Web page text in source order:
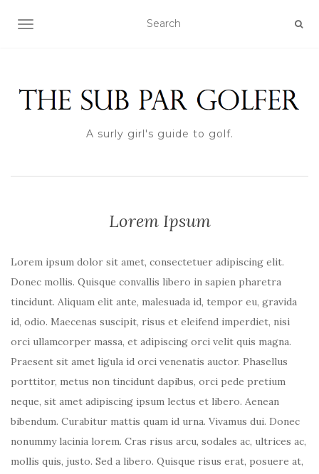
TOGGLE NAVIGATION
A surly girl's guide to golf.
Lorem Ipsum
Lorem ipsum dolor sit amet, consectetuer adipiscing elit.
Donec mollis. Quisque convallis libero in sapien pharetra
tincidunt. Aliquam elit ante, malesuada id, tempor eu, gravida
id, odio. Maecenas suscipit, risus et eleifend imperdiet, nisi
orci ullamcorper massa, et adipiscing orci velit quis magna.
Praesent sit amet ligula id orci venenatis auctor. Phasellus
porttitor, metus non tincidunt dapibus, orci pede pretium
neque, sit amet adipiscing ipsum lectus et libero. Aenean
bibendum. Curabitur mattis quam id urna. Vivamus dui. Donec
nonummy lacinia lorem. Cras risus arcu, sodales ac, ultrices ac,
mollis quis, justo. Sed a libero. Quisque risus erat, posuere at,